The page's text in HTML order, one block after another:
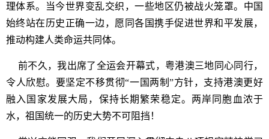
理体系。当今世界变乱交织，一些地区仍被战火笼罩。中国
始终站在历史正确一边，愿同各国携手促进世界和平发展，
推动构建人类命运共同体。
前不久，我出席了全运会开幕式，粤港澳三地同心同行，
令人欣慰。要坚定不移贯彻“一国两制”方针，支持港澳更好
融入国家发展大局，保持长期繁荣稳定。两岸同胞血浓于
水，祖国统一的历史大势不可阻挡！